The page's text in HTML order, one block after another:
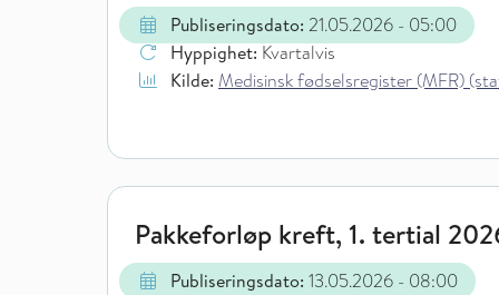
Publiseringsdato: 21.05.2026 - 05:00
Hyppighet: Kvartalvis
Kilde: Medisinsk fødselsregister (MFR)
Pakkeforløp kreft, 1. tertial
Publiseringsdato: 13.05.2026 - 08:00